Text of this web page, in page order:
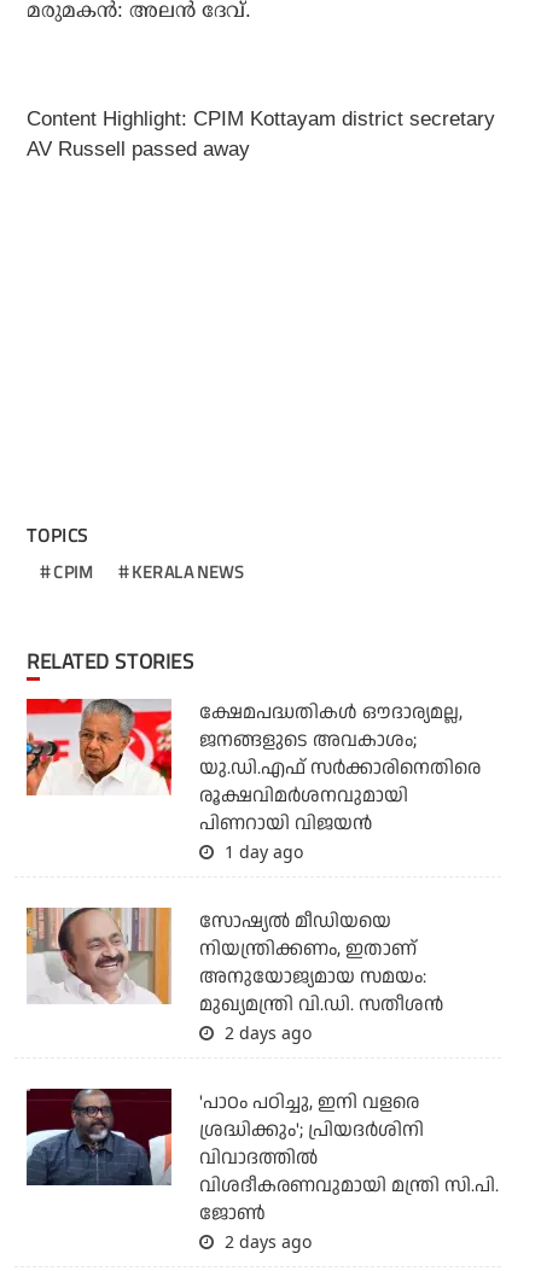
മരുമകൻ: അലൻ ദേവ്.
Content Highlight: CPIM Kottayam district secretary
AV Russell passed away
TOPICS
CPIM KERALA NEWS
RELATED STORIES
ക്ഷേമപദ്ധതികള്‍ ഔദാര്യമല്ല,
ജനങ്ങളുടെ അവകാശം;
യു.ഡി.എഫ് സര്‍ക്കാരിനെതിരെ
രൂക്ഷവിമര്‍ശനവുമായി
പിണറായി വിജയന്‍
1 day ago
സോഷ്യല്‍ മീഡിയയെ
നിയന്ത്രിക്കണം, ഇതാണ്
അനുയോജ്യമായ സമയം:
മുഖ്യമന്ത്രി വി.ഡി. സതീശന്‍
2 days ago
'പാഠം പഠിച്ചു, ഇനി വളരെ
ശ്രദ്ധിക്കും'; പ്രിയദര്‍ശിനി
വിവാദത്തില്‍
വിശദീകരണവുമായി മന്ത്രി സി.പി.
ജോണ്‍
2 days ago